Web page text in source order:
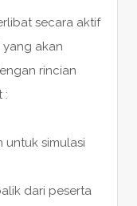
secara aktif
yang akan
rincian
:
untuk simulasi
dari peserta